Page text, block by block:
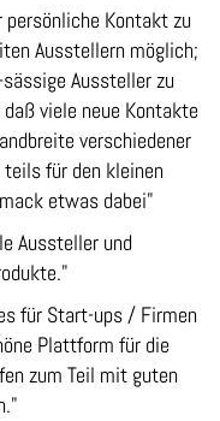
persönliche Kontakt zu
Ausstellern möglich;
sässige Aussteller zu
daß viele neue Kontakte
verschiedener
teils für den kleinen
etwas dabei"
Aussteller und
"
für Start-ups / Firmen
Plattform für die
zum Teil mit guten
"